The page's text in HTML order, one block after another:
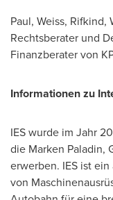
Paul, Weiss, Rifkind,
Rechtsberater und
Finanzberater von
Informationen zu
IES wurde im Jahr
die Marken Paladin,
erwerben. IES ist
von